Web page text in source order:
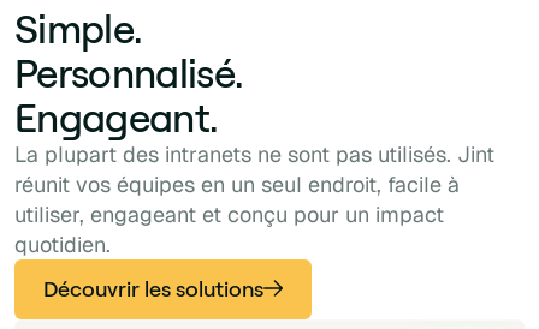
Simple.
Personnalisé.
Engageant.
La plupart des intranets ne sont pas utilisés. Jint
réunit vos équipes en un seul endroit, facile à
utiliser, engageant et conçu pour un impact
quotidien.
Découvrir les solutions